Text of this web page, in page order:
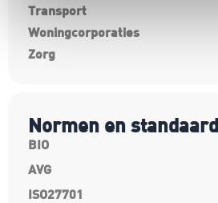
Transport
Woningcorporaties
Zorg
Normen en
BIO
AVG
ISO27701